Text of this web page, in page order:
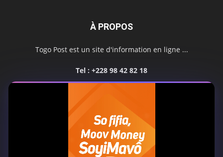
À PROPOS
Togo Post est un site d'information en ligne ...
Tel : +228 98 42 82 18
SUIVEZ NOUS